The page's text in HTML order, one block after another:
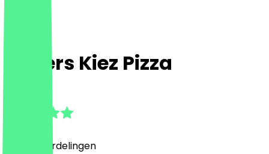
Cheers Kiez Pizza
Beoordelingen